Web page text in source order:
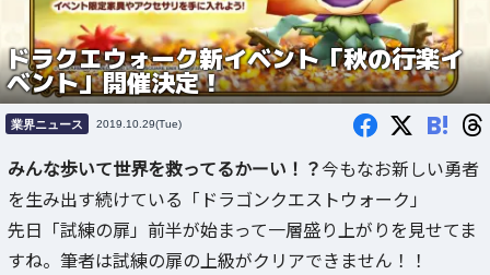
ドラクエウォーク新イベント「秋の行楽イ
ベント」開催決定！
業界ニュース 2019.10.29(Tue) B!
みんな歩いて世界を救ってるかーい！？今もなお新しい勇者
を生み出す続けている「ドラゴンクエストウォーク」
先日「試練の扉」前半が始まって一層盛り上がりを見せてま
すね。筆者は試練の扉の上級がクリアできません！！